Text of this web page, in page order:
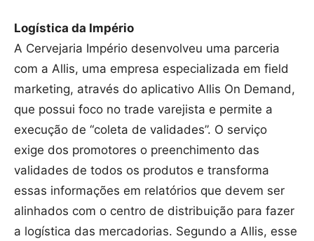
Logística da Império
A Cervejaria Império desenvolveu uma parceria
com a Allis, uma empresa especializada em field
marketing, através do aplicativo Allis On Demand,
que possui foco no trade varejista e permite a
execução de “coleta de validades”. O serviço
exige dos promotores o preenchimento das
validades de todos os produtos e transforma
essas informações em relatórios que devem ser
alinhados com o centro de distribuição para fazer
a logística das mercadorias. Segundo a Allis, esse